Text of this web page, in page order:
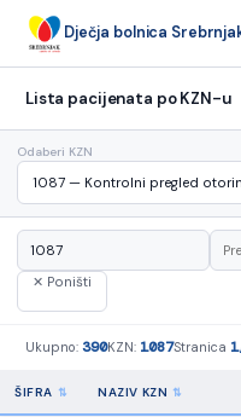
Dječja bolnica
Lista pacijenata po KZN-u
Odaberi KZN
✕ Poništi
Ukupno: 390KZN: 1087Stranica
ŠIFRA NAZIV KZN